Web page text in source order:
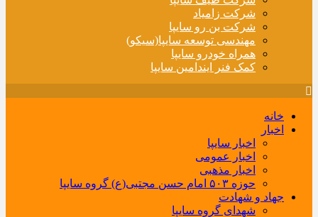
شرکت زامیاد
شرکت بن رو سایپا
مهندسی توسعه سایپا(سیکو)
همراه خودرو سایپا
کمک فنر ایندامین سایپا
خانه
اخبار
اخبار سایپا
اخبار عمومی
اخبار مذهبی
حوزه ۵۰۳ امام حسن مجتبی(ع) گروه سایپا
جهاد و شهادت
شهدای گروه سایپا